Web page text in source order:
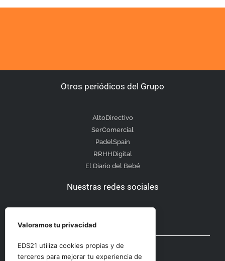
Otros periódicos del Grupo
AltoDirectivo
SerComercial
PadelSpain
RRHHDigital
El Diario del Bebé
Nuestras redes sociales
Otras secciones
Valoramos tu privacidad
EDS21 utiliza cookies propias y de
terceros para mejorar tu experiencia de